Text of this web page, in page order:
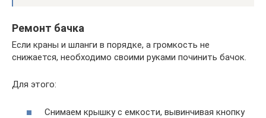
Ремонт бачка
Если краны и шланги в порядке, а громкость не
снижается, необходимо своими руками починить бачок.
Для этого:
Снимаем крышку с емкости, вывинчивая кнопку